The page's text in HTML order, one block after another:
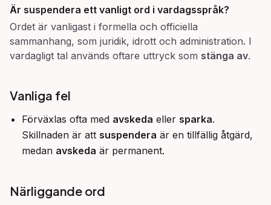
Är suspendera ett vanligt ord i vardagsspråk?
Ordet är vanligast i formella och officiella
sammanhang, som juridik, idrott och administration. I
vardagligt tal används oftare uttryck som stänga av.
Vanliga fel
Förväxlas ofta med avskeda eller sparka.
Skillnaden är att suspendera är en tillfällig åtgärd,
medan avskeda är permanent.
Närliggande ord